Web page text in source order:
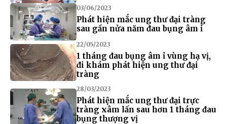
03/06/2023
Phát hiện mắc ung thư đại tràng
sau gần nửa năm đau bụng âm ỉ
22/05/2023
1 tháng đau bụng âm ỉ vùng hạ vị,
đi khám phát hiện ung thư đại
tràng
28/03/2023
Phát hiện mắc ung thư đại trực
tràng xâm lấn sau hơn 1 tháng đau
bụng thượng vị